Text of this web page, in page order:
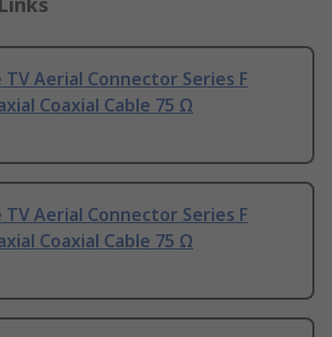
TV Aerial Connector Series F
Coaxial Cable 75 Ω
TV Aerial Connector Series F
Coaxial Cable 75 Ω